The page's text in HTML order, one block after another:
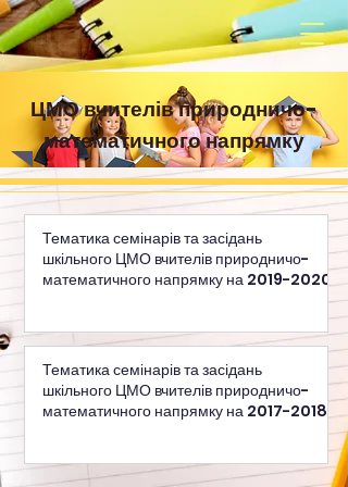
ЦМО вчителів природничо-
математичного напрямку
Тематика семінарів та засідань
шкільного ЦМО вчителів природничо-
математичного напрямку на 2019-2020
Тематика семінарів та засідань
шкільного ЦМО вчителів природничо-
математичного напрямку на 2017-2018